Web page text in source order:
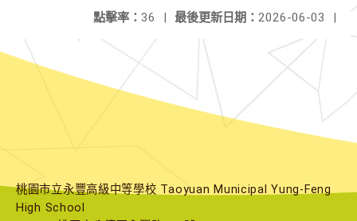
最後更新日期： 2026-06-03 |
點擊率： 36 |
桃園市立永豐高級中等學校 Taoyuan Municipal Yung-Feng
High School